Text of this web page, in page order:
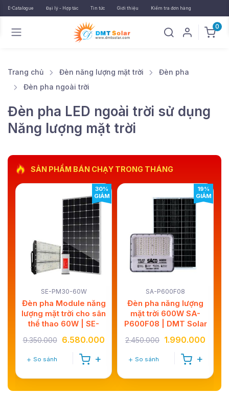
E-Catalogue Đại lý - Hợp tác Tin tức Giới thiệu Kiểm tra đơn hàng
0
Trang chủ Đèn năng lượng mặt trời
Đèn pha
Đèn pha ngoài trời
Đèn pha LED ngoài trời sử dụng
Năng lượng mặt trời
SẢN PHẨM BÁN CHẠY TRONG THÁNG
SE-PM30-60W
Đèn pha Module năng
lượng mặt trời cho sân
thể thao 60W | SE-
9.350.000 6.580.000
So sánh
30%
GIẢM
SA-P600F08
Đèn pha năng lượng
mặt trời 600W SA-
P600F08 | DMT Solar
2.450.000 1.990.000
So sánh
19%
GIẢM